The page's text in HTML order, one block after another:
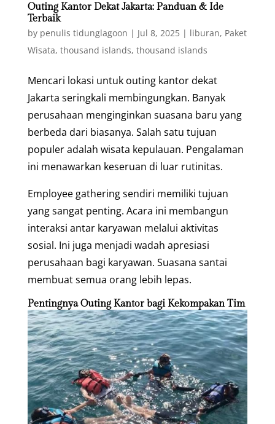
Outing Kantor Dekat Jakarta: Panduan & Ide
Terbaik
by penulis tidunglagoon | Jul 8, 2025| liburan, Paket
Wisata, thousand islands, thousand islands
Mencari lokasi untuk outing kantor dekat
Jakarta seringkali membingungkan. Banyak
perusahaan menginginkan suasana baru yang
berbeda dari biasanya. Salah satu tujuan
populer adalah wisata kepulauan. Pengalaman
ini menawarkan keseruan di luar rutinitas.
Employee gathering sendiri memiliki tujuan
yang sangat penting. Acara ini membangun
interaksi antar karyawan melalui aktivitas
sosial. Ini juga menjadi wadah apresiasi
perusahaan bagi karyawan. Suasana santai
membuat semua orang lebih lepas.
Pentingnya Outing Kantor bagi Kekompakan Tim